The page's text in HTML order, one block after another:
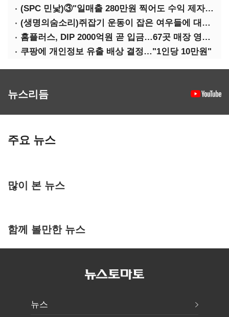
(SPC 민낯)③"일매출 280만원 찍어도 수익 제자리"…점주 울리는 '상시 할인'
(생명의숨소리)쥐잡기 운동이 잡은 여우들에 대하여
홈플러스, DIP 2000억원 곧 입금…67곳 매장 영업 재개 예정
쿠팡에 개인정보 유출 배상 결정…"1인당 10만원"
뉴스리듬
주요 뉴스
많이 본 뉴스
함께 볼만한 뉴스
뉴스